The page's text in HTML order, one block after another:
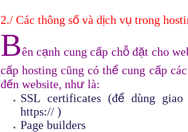
2./ Các thông số và dịch vụ trong
Bên cạnh cung cấp chỗđặt cho
cấp hosting cũng có thể cung cấp
đến website, như là:
SSL certificates (để dùng giao
https:// )
Page builders